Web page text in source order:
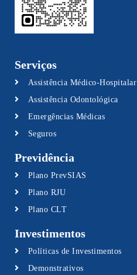
Serviços
Assistência Médico-Hospitalar
Assistência Odontológica
Emergências Médicas
Seguros
Previdência
Plano PrevSIAS
Plano RJU
Plano CLT
Investimentos
Políticas de Investimentos
Demonstrativos